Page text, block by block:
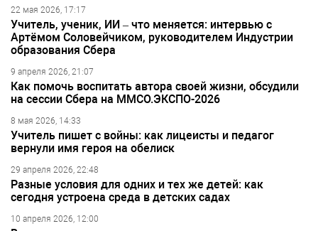
22 мая 2026, 17:17
Учитель, ученик, ИИ – что меняется: интервью с
Артёмом Соловейчиком, руководителем Индустрии
образования Сбера
9 апреля 2026, 21:07
Как помочь воспитать автора своей жизни, обсудили
на сессии Сбера на ММСО.ЭКСПО-2026
8 мая 2026, 14:33
Учитель пишет с войны: как лицеисты и педагог
вернули имя героя на обелиск
29 апреля 2026, 22:48
Разные условия для одних и тех же детей: как
сегодня устроена среда в детских садах
10 апреля 2026, 12:00